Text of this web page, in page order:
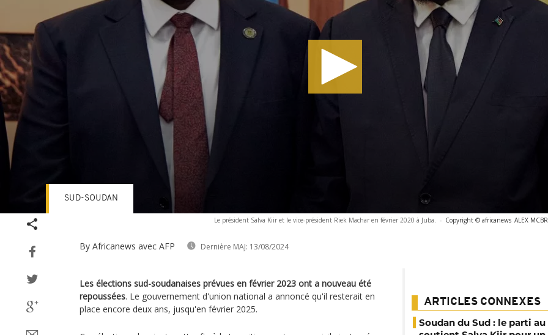
Le président Salva Kiir et le vice-président Riek Machar en février 2020 à Juba. - Copyright © africanews ALEX
By Africanews avec AFP Dernière MAJ: 13/08/2024
SUD-SOUDAN
Les élections sud-soudanaises prévues en février 2023 ont a nouveau été
repoussées. Le gouvernement d'union national a annoncé qu'il resterait en
place encore deux ans, jusqu'en février 2025.
ARTICLES CONNEXES
Soudan du Sud : le parti